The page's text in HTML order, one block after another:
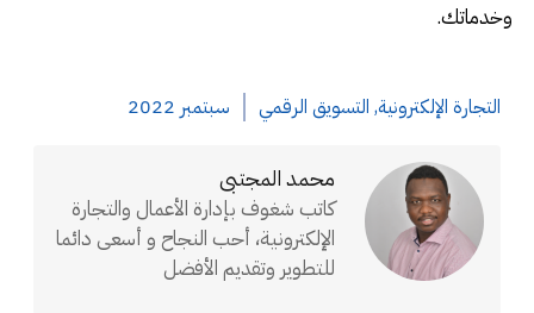
وخدماتك.
التجارة الإلكترونية, التسويق الرقمي سبتمبر 2022
محمد المجتبى
كاتب شغوف بإدارة الأعمال والتجارة
الإلكترونية، أحب النجاح و أسعى دائما
للتطوير وتقديم الأفضل